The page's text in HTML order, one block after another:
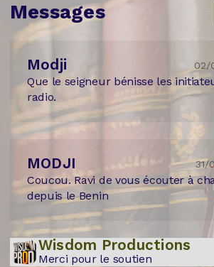
Messages
Modji 02/
Que le seigneur bénisse les
radio.
MODJI 31/
Coucou. Ravi de vous écouter à
depuis le Benin
Wisdom Productions
Merci pour le soutien